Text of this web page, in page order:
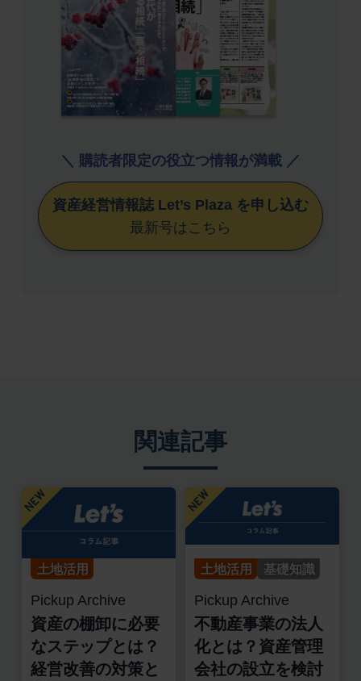
＼ 購読者限定の役立つ情報が満載 ／
資産経営情報誌 Let’s Plaza を申し込む
最新号はこちら
関連記事
土地活用
Pickup Archive
資産の棚卸に必要
なステップとは？
経営改善の対策と
土地活用 基礎知識
Pickup Archive
不動産事業の法人
化とは？資産管理
会社の設立を検討